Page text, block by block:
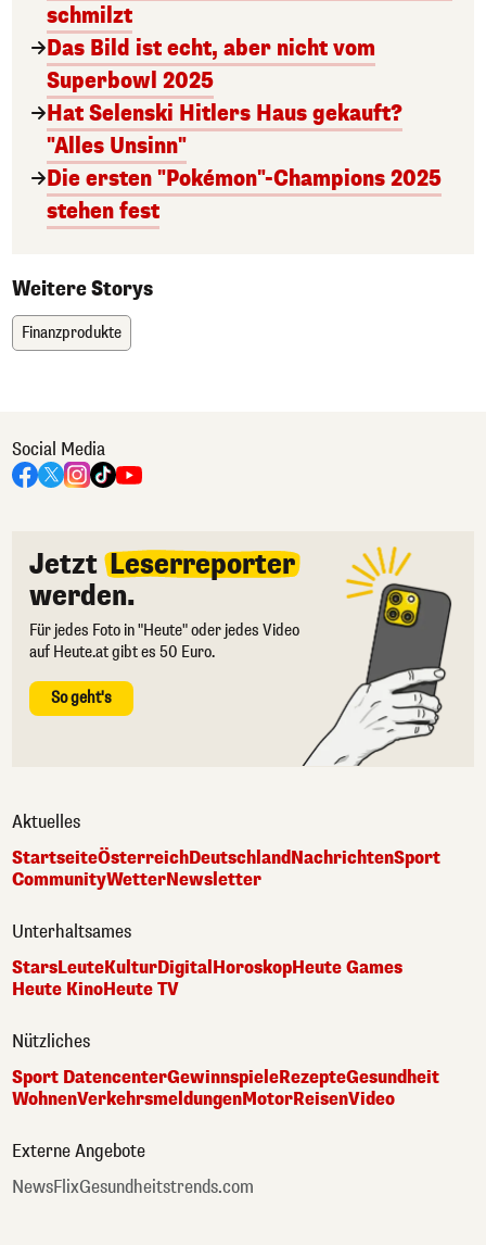
schmilzt
Das Bild ist echt, aber nicht vom
Superbowl 2025
Hat Selenski Hitlers Haus gekauft?
"Alles Unsinn"
Die ersten "Pokémon"-Champions 2025
stehen fest
Weitere Storys
Finanzprodukte
Social Media
Jetzt Leserreporter
werden.
Für jedes Foto in "Heute" oder jedes Video
auf Heute.at gibt es 50 Euro.
So geht's
Aktuelles
StartseiteÖsterreichDeutschlandNachrichtenSport
CommunityWetterNewsletter
Unterhaltsames
StarsLeuteKulturDigitalHoroskopHeute Games
Heute KinoHeute TV
Nützliches
Sport DatencenterGewinnspieleRezepteGesundheit
WohnenVerkehrsmeldungenMotorReisenVideo
Externe Angebote
NewsFlixGesundheitstrends.com